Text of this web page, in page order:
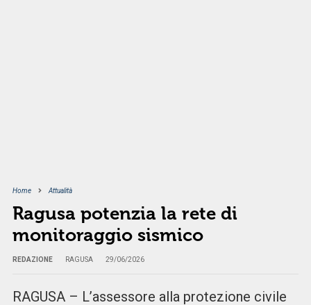
Home Attualità
Ragusa potenzia la rete di
monitoraggio sismico
REDAZIONE RAGUSA 29/06/2026
RAGUSA – L’assessore alla protezione civile